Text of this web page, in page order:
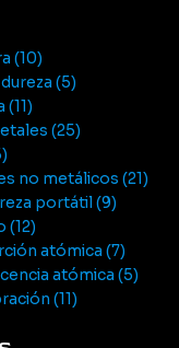
10
5
11
25
no metálicos 21
portátil 9
12
atómica 7
atómica 5
11